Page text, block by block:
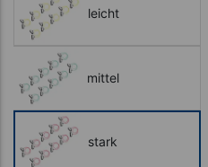
leicht
mittel
stark